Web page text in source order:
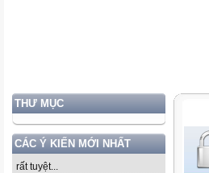
THƯ MỤC
CÁC Ý KIẾN MỚI NHẤT
rất tuyệt...